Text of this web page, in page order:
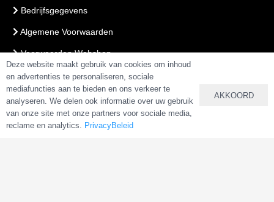
Bedrijfsgegevens
Algemene Voorwaarden
Voorwaarden Webshop
PrivacyBeleid
VEILIG BETALEN & BESTELLEN
Deze website maakt gebruik van cookies om inhoud
en advertenties te personaliseren, sociale
mediafuncties aan te bieden en ons verkeer te
analyseren. We delen ook informatie over uw gebruik
van onze site met onze partners voor sociale media,
reclame en analytics. PrivacyBeleid
AKKOORD